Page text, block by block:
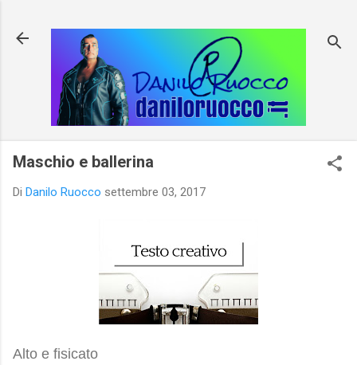
Maschio e ballerina
Di Danilo Ruocco settembre 03, 2017
Alto e fisicato